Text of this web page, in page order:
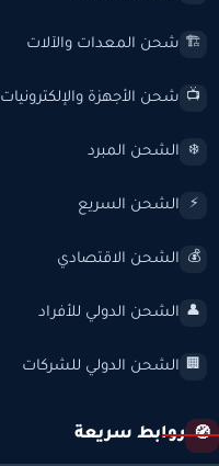
🏗️ شحن المعدات والآلات
📺 شحن الأجهزة والإلكترونيات
❄️ الشحن المبرد
⚡ الشحن السريع
💰 الشحن الاقتصادي
👤 الشحن الدولي للأفراد
🏢 الشحن الدولي للشركات
🧭 روابط سريعة